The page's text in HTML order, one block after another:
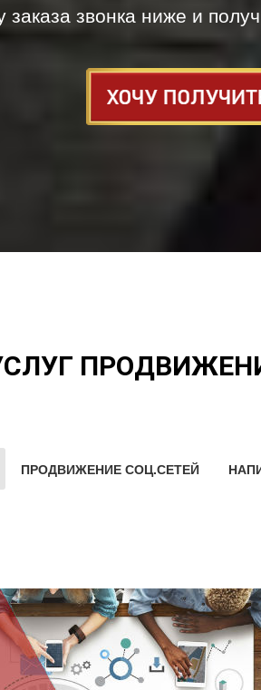
звонка ниже и
ПРОДВИЖЕНИЕ СОЦ.СЕТЕЙ